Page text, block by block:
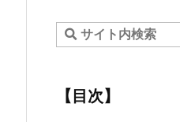
【目次】